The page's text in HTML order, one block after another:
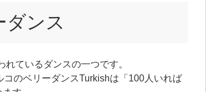
ダンス
ているダンスの一つです。
のベリーダンスTurkishは「100人いれば